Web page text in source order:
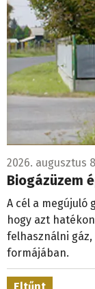
2026. augusztus
Biogázüzem
A cél a megújuló
hogy azt
felhasználni
formájában.